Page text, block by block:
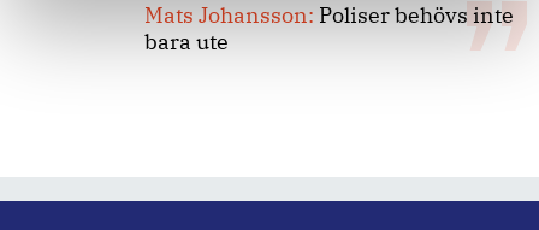
Mats Johansson: Poliser behövs inte
bara ute